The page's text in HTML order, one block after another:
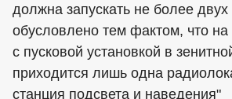
должна запускать не более двух
обусловлено тем фактом, что
с пусковой установкой в
приходится лишь одна
станция подсвета и наведения"